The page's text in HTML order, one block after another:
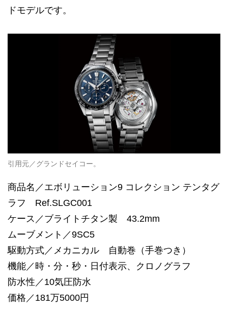
ドモデルです。
引用元／グランドセイコー。
商品名／エボリューション9 コレクション テンタグ
ラフ Ref.SLGC001
ケース／ブライトチタン製 43.2mm
ムーブメント／9SC5
駆動方式／メカニカル 自動巻（手巻つき）
機能／時・分・秒・日付表示、クロノグラフ
防水性／10気圧防水
価格／181万5000円